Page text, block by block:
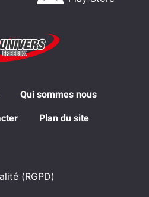
Qui sommes nous
Plan du site
(RGPD)